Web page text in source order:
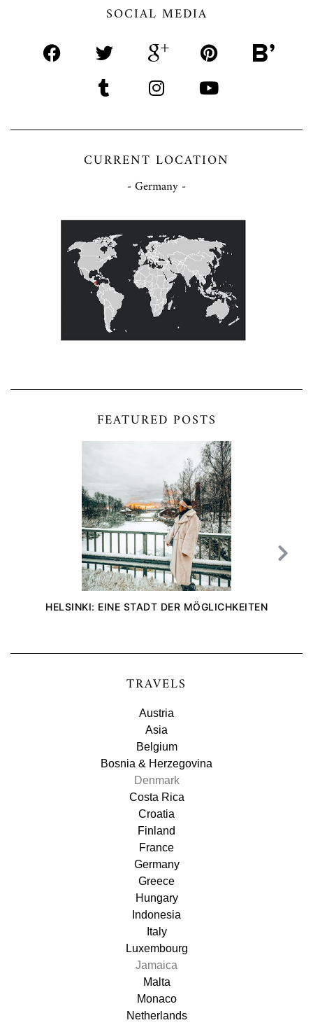
SOCIAL MEDIA
CURRENT LOCATION
- Germany -
FEATURED POSTS
HELSINKI: EINE STADT DER MÖGLICHKEITEN
TRAVELS
Austria
Asia
Belgium
Bosnia & Herzegovina
Denmark
Costa Rica
Croatia
Finland
France
Germany
Greece
Hungary
Indonesia
Italy
Luxembourg
Jamaica
Malta
Monaco
Netherlands